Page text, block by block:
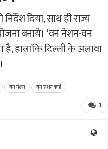
दिया, साथ ही राज्य
बनाये। ‘वन नेशन-वन
हालांकि दिल्ली के अलावा
वन नेशन वन राशन कार्ड
1